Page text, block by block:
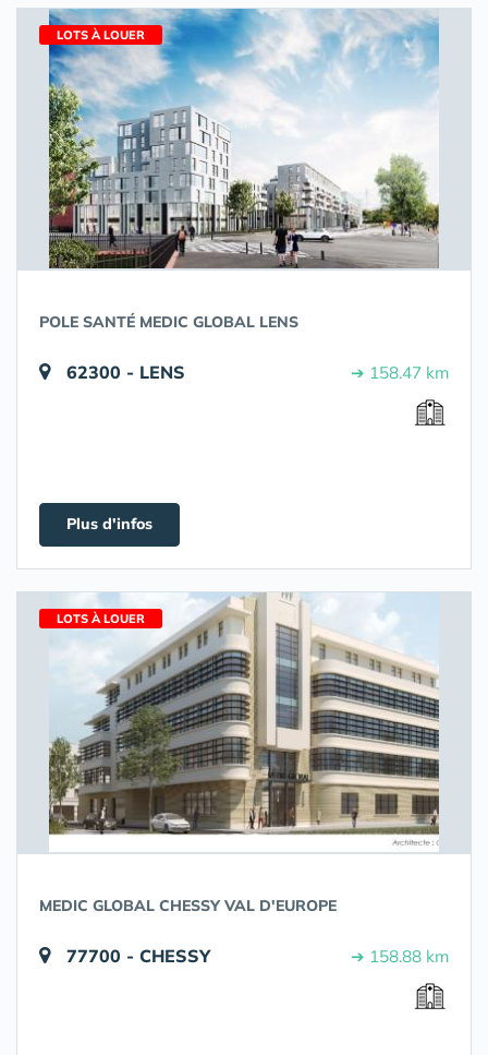
LOTS À LOUER
POLE SANTÉ MEDIC GLOBAL LENS
62300 - LENS ➔ 158.47 km
Plus d'infos
LOTS À LOUER
MEDIC GLOBAL CHESSY VAL D'EUROPE
77700 - CHESSY ➔ 158.88 km